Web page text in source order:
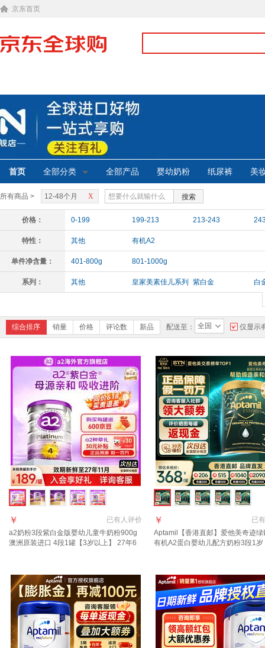
京东首页
首页 全部分类 全部产品 婴幼奶粉 纸尿裤 美
所有商品 > X
12-48个月 搜索
价格： 0-199 199-213 213-243
特性： 其他 有机A2
单件净含量： 401-800g 801-1000g
系列： 其他 皇家美素佳儿系列 紫白金 白
综合排序 销量 价格 评论数 新品 配送至： 全国 仅显示
已有人评价
￥
a2奶粉3段紫白金版婴幼儿童牛奶粉900g
澳洲原装进口 4段1罐【3岁以上】 27年6
已有
￥
Aptamil【香港直邮】爱他美奇迹绿
有机A2蛋白婴幼儿配方奶粉3段1岁